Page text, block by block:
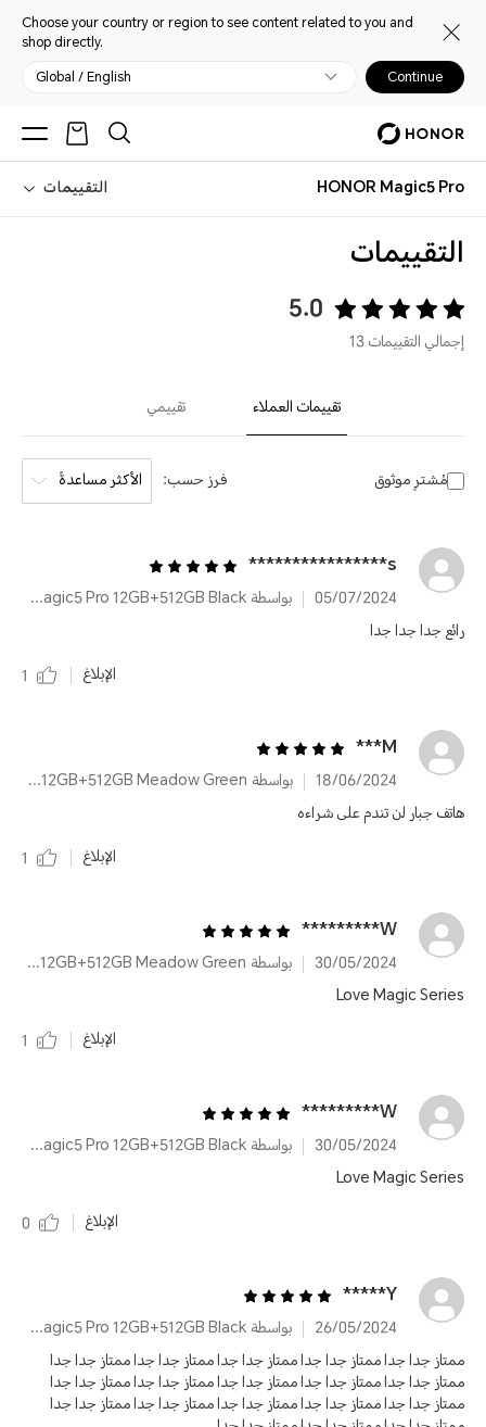
Choose your country or region to see content related to you and
shop directly.
Global / English Continue
HONOR Magic5 Pro التقييمات
التقييمات
5.0
إجمالي التقييمات 13
تقييمات العملاء تقييمي
مُشترٍ موثوق فرز حسب: الأكثر مساعدةً
s****************
05/07/2024
بواسطة HONOR Magic5 Pro 12GB+512GB Black
رائع جدا جدا جدا
الإبلاغ
1
M***
18/06/2024
بواسطة HONOR Magic5 Pro 12GB+512GB Meadow Green
هاتف جبار لن تندم على شراءه
الإبلاغ
1
W*********
30/05/2024
بواسطة HONOR Magic5 Pro 12GB+512GB Meadow Green
Love Magic Series
الإبلاغ
1
W*********
30/05/2024
بواسطة HONOR Magic5 Pro 12GB+512GB Black
Love Magic Series
الإبلاغ
0
Y*****
26/05/2024
بواسطة HONOR Magic5 Pro 12GB+512GB Black
ممتاز جدا جدا ممتاز جدا جدا ممتاز جدا جدا ممتاز جدا جدا ممتاز جدا جدا
ممتاز جدا جدا ممتاز جدا جدا ممتاز جدا جدا ممتاز جدا جدا ممتاز جدا جدا
ممتاز جدا جدا ممتاز جدا جدا ممتاز جدا جدا ممتاز جدا جدا ممتاز جدا جدا